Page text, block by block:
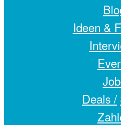
Ideen &
Deals /